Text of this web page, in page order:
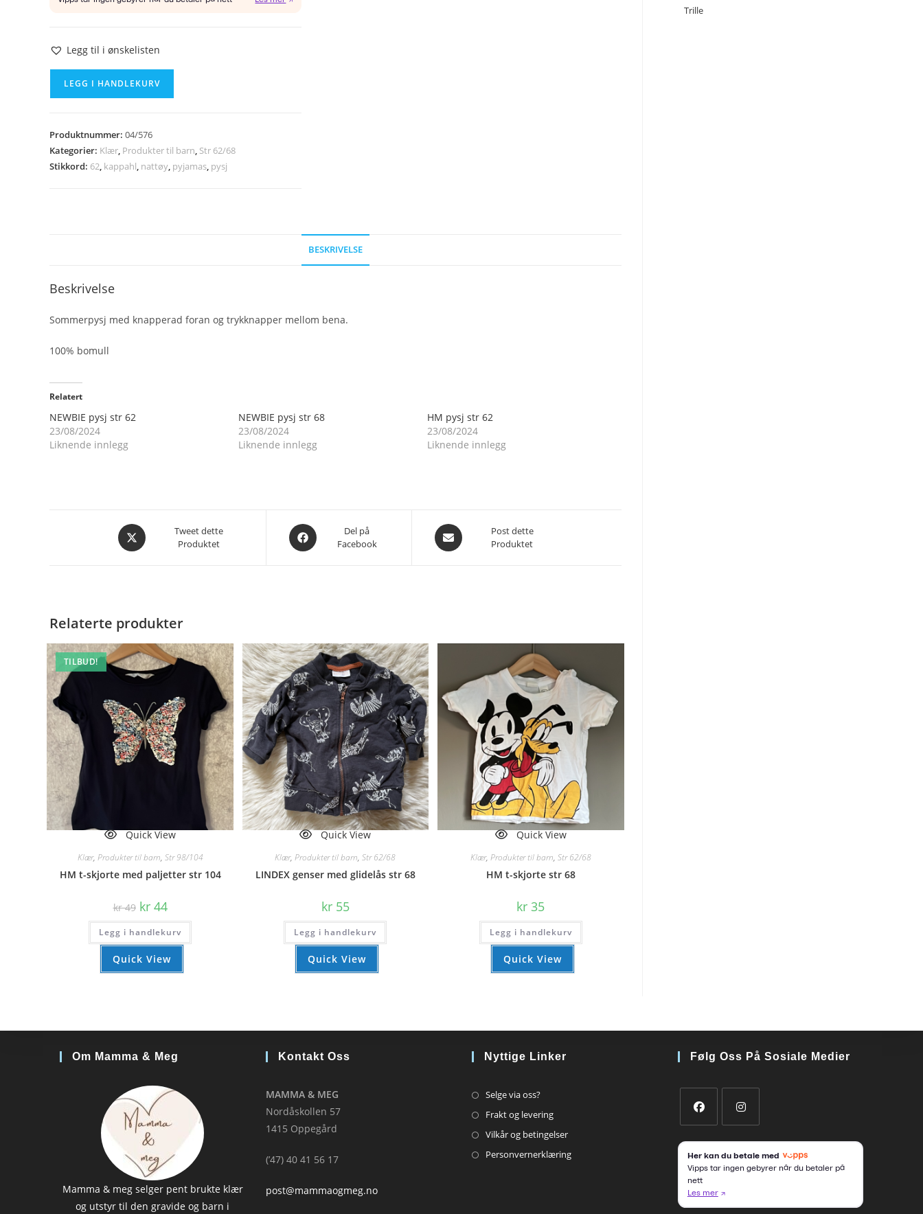
Legg til i ønskelisten
antall
LEGG I HANDLEKURV
Produktnummer: 04/576
Kategorier: Klær, Produkter til barn, Str 62/68
Stikkord: 62, kappahl, nattøy, pyjamas, pysj
BESKRIVELSE
Beskrivelse
Sommerpysj med knapperad foran og trykknapper mellom bena.
100% bomull
Relatert
NEWBIE pysj str 62
23/08/2024
Liknende innlegg
NEWBIE pysj str 68
23/08/2024
Liknende innlegg
HM pysj str 62
23/08/2024
Liknende innlegg
Åpnes
i
Tweet dette
Produktet
Åpnes
i
Del på
Facebook
Åpnes
i
Post dette
Produktet
Relaterte produkter
TILBUD!
Quick View
Klær, Produkter til barn, Str 98/104
HM t-skjorte med paljetter str 104
kr49 Opprinnelig
pris
var:
kr 49.
kr44pris
er:
kr 44.
Legg i handlekurv
Quick View
Quick View
Klær,Produkter til barn,Str 62/68
LINDEX genser med glidelås str 68
kr55
Legg i handlekurv
Quick View
Quick View
Klær, Produkter til barn, Str 62/68
HM t-skjorte str 68
kr 35
Legg i handlekurv
Quick View
Trille
Om Mamma & Meg
Mamma & meg selger pent brukte klær
og utstyr til den gravide og barn i
Kontakt Oss
MAMMA & MEG
Nordåskollen 57
1415 Oppegård
(’47) 40 41 56 17
post@mammaogmeg.no
Nyttige Linker
Selge via oss?Opens
in
tab
Frakt og leveringOpens
in
Vilkår og betingelserOpens
in
PersonvernerklæringOpens
Følg Oss På Sosiale Medier
in
new
tab
in
a